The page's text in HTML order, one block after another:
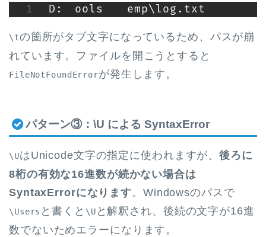
D:	ools	emp\log.txt
\tの箇所がタブ文字になっているため、パスが崩
れています。ファイルを開こうとすると
FileNotFoundErrorが発生します。
パターン③：\U による SyntaxError
\UはUnicode文字の指定に使われますが、後ろに
8桁の有効な16進数が続かない場合は
SyntaxErrorになります。Windowsのパスで
\Users と書くと \U と解釈され、後続の文字が16進
数でないためエラーになります。